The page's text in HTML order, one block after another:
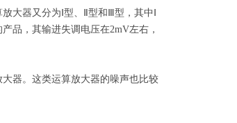
大器又分为Ⅰ型、Ⅱ型和Ⅲ型，其中Ⅰ
品，其输进失调电压在2mV左右，
器。这类运算放大器的噪声也比较